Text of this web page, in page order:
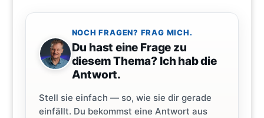
NOCH FRAGEN? FRAG MICH.
Du hast eine Frage zu
diesem Thema? Ich hab die
Antwort.
Stell sie einfach — so, wie sie dir gerade
einfällt. Du bekommst eine Antwort aus